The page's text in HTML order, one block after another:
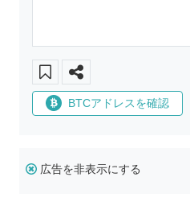
BTCアドレスを確認
広告を非表示にする